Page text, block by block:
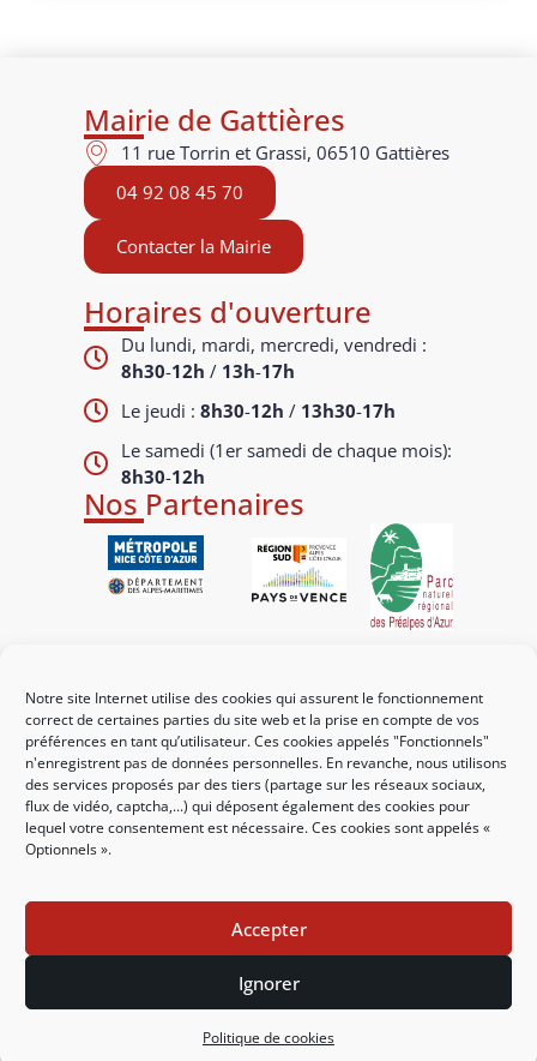
Notre site Internet utilise des cookies qui assurent le fonctionnement
correct de certaines parties du site web et la prise en compte de vos
préférences en tant qu’utilisateur. Ces cookies appelés "Fonctionnels"
n'enregistrent pas de données personnelles. En revanche, nous utilisons
des services proposés par des tiers (partage sur les réseaux sociaux,
flux de vidéo, captcha,...) qui déposent également des cookies pour
lequel votre consentement est nécessaire. Ces cookies sont appelés «
Optionnels ».
Accepter
Ignorer
Politique de cookies
Mairie de Gattières
11 rue Torrin et Grassi, 06510 Gattières
04 92 08 45 70
Contacter la Mairie
Horaires d'ouverture
Du lundi, mardi, mercredi, vendredi :
8h30-12h / 13h-17h
Le jeudi :8h30-12h / 13h30-17h
Le samedi (1er samedi de chaque mois):
8h30-12h
Nos Partenaires
Mes démarches
Portail familles
Guichet urbanisme
CCAS
Nous contacter
Accessibilité : partiellement conforme